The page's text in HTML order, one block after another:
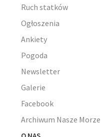
Ruch statków
Ogłoszenia
Ankiety
Pogoda
Newsletter
Galerie
Facebook
Archiwum Nasze Morze